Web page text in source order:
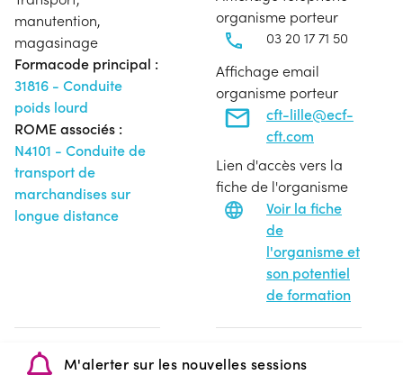
manutention,
magasinage
Formacode principal :
31816 - Conduite
poids lourd
ROME associés :
N4101 - Conduite de
transport de
marchandises sur
longue distance
organisme porteur
03 20 17 71 50
Affichage email
organisme porteur
cft-lille@ecf-
cft.com
Lien d'accès vers la
fiche de l'organisme
Voir la fiche
de
l'organisme et
son potentiel
de formation
M'alerter sur les nouvelles sessions